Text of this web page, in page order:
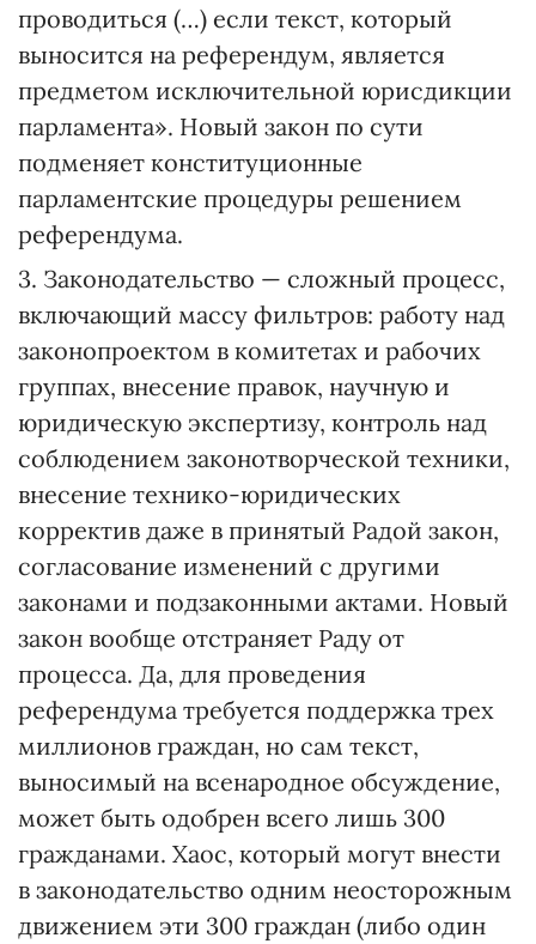
проводиться (…) если текст, который
выносится на референдум, является
предметом исключительной юрисдикции
парламента». Новый закон по сути
подменяет конституционные
парламентские процедуры решением
референдума.
3. Законодательство — сложный процесс,
включающий массу фильтров: работу над
законопроектом в комитетах и рабочих
группах, внесение правок, научную и
юридическую экспертизу, контроль над
соблюдением законотворческой техники,
внесение технико-юридических
корректив даже в принятый Радой закон,
согласование изменений с другими
законами и подзаконными актами. Новый
закон вообще отстраняет Раду от
процесса. Да, для проведения
референдума требуется поддержка трех
миллионов граждан, но сам текст,
выносимый на всенародное обсуждение,
может быть одобрен всего лишь 300
гражданами. Хаос, который могут внести
в законодательство одним неосторожным
движением эти 300 граждан (либо один